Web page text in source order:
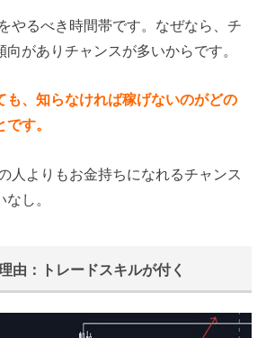
やるべき時間帯です。なぜなら、チ
向がありチャンスが多いからです。
も、知らなければ稼げないのがどの
す。
人よりもお金持ちになれるチャンス
し。
由：トレードスキルが付く